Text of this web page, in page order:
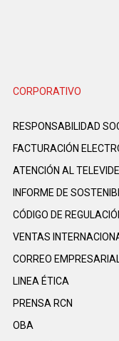
CORPORATIVO
RESPONSABILIDAD
FACTURACIÓN
ATENCIÓN AL
INFORME DE
CÓDIGO DE
VENTAS
CORREO
LINEA ÉTICA
PRENSA RCN
OBA